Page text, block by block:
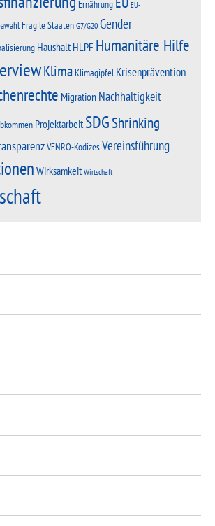
Ernährung EU-
Fragile StaatenG7/G20Gender
HaushaltHLPF Humanitäre Hilfe
KlimaKlimagipfel Krisenprävention
Migration Nachhaltigkeit
ProjektarbeitSDGShrinking
VENRO-KodizesVereinsführung
Wirksamkeit Wirtschaft